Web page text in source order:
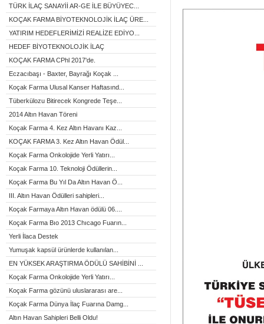
TÜRK İLAÇ SANAYİİ AR-GE İLE BÜYÜYEC...
KOÇAK FARMA BİYOTEKNOLOJİK İLAÇ ÜRE...
YATIRIM HEDEFLERİMİZİ REALİZE EDİYO...
HEDEF BİYOTEKNOLOJİK İLAÇ
KOÇAK FARMA CPhl 2017'de.
Eczacıbaşı - Baxter, Bayrağı Koçak ...
Koçak Farma Ulusal Kanser Haftasınd...
Tüberkülozu Bitirecek Kongrede Teşe...
2014 Altın Havan Töreni
Koçak Farma 4. Kez Altın Havanı Kaz...
KOÇAK FARMA 3. Kez Altın Havan Ödül...
Koçak Farma Onkolojide Yerli Yatırı...
Koçak Farma 10. Teknoloji Ödüllerin...
Koçak Farma Bu Yıl Da Altın Havan Ö...
III. Altın Havan Ödülleri sahipleri...
Koçak Farmaya Altın Havan ödülü 06....
Koçak Farma Bıo 2013 Chıcago Fuarın...
Yerli İlaca Destek
Yumuşak kapsül ürünlerde kullanılan...
EN YÜKSEK ARAŞTIRMA ÖDÜLÜ SAHİBİNİ ...
Koçak Farma Onkolojide Yerli Yatırı...
Koçak Farma gözünü uluslararası are...
Koçak Farma Dünya İlaç Fuarına Damg...
Altın Havan Sahipleri Belli Oldu!